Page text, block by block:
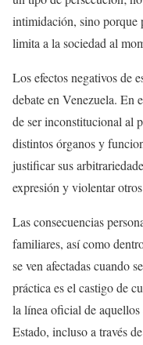
intimidación, sino porque
limita a la sociedad al
Los efectos negativos de
debate en Venezuela. En
de ser inconstitucional al
distintos órganos y
justificar sus
expresión y violentar
Las consecuencias
familiares, así como
se ven afectadas cuando
práctica es el castigo de
la línea oficial de aquellos
Estado, incluso a través